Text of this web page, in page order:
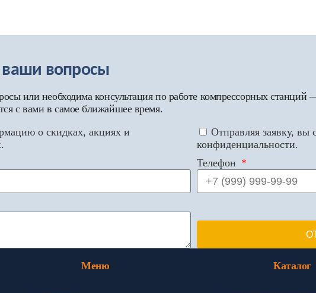
вопросы
или необходима консультация по работе компрессорных
с вами в самое ближайшее время.
о скидках, акциях и
Отправляя заявку, вы
конфиденциальности.
Телефон
Меню Каталог